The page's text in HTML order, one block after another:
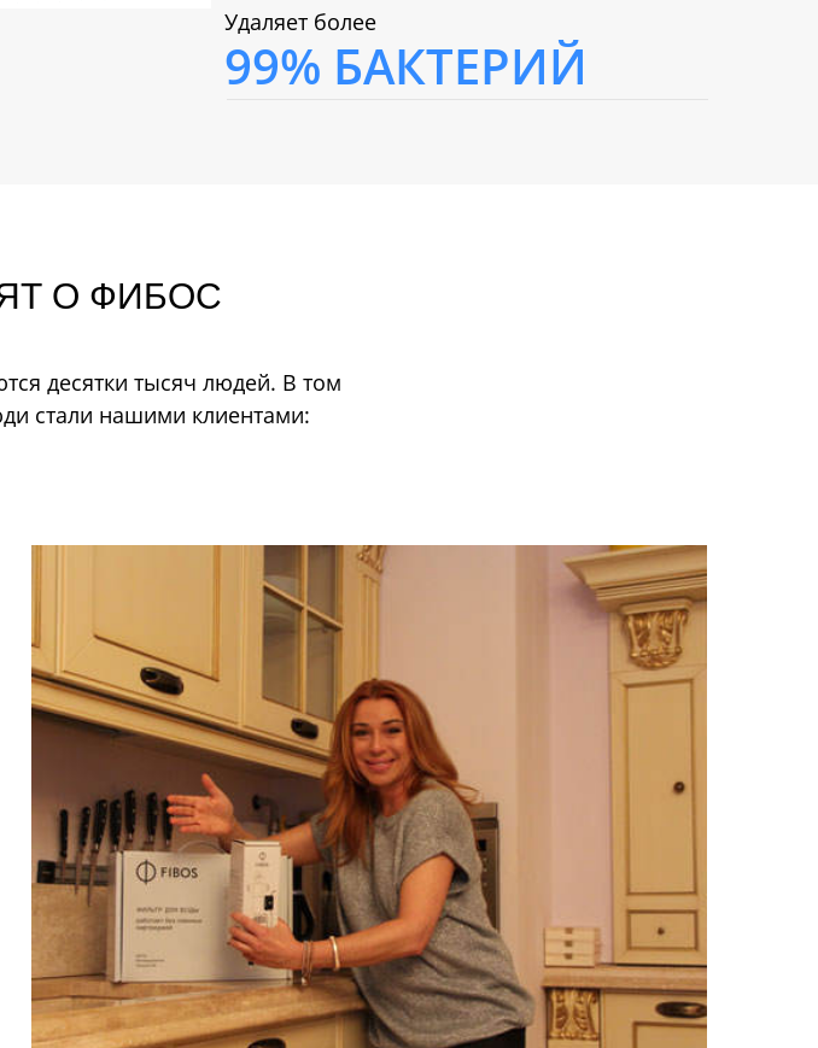
99% БАКТЕРИЙ
Удаляет более
О ФИБОС
десятки тысяч людей. В том
стали нашими клиентами: